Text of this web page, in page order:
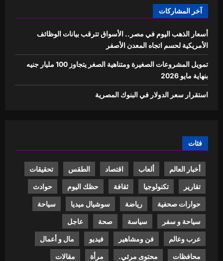
آخر المشاركات
أسعار الذهب اليوم في مصر.. الأسواق تترقب بيانات الوظائف
الأمريكية لحسم اتجاه المعدن الأصفر
تمويل المشروعات الصغيرة ومتناهية الصغر يتجاوز 100 مليار جنيه
بنهاية مايو 2026
استقرار سعر الدولار في البنوك المصرية
فئات
أخبار العالم ألعاب اقتصاد الطقس تحقيقات
تقارير تكنولوجيا ثقافة حظك اليوم حوادث
حوارات صحفية رياضة سوشيال ميديا سياحة
سياحة و سفر سياسة صحة عاجل
عرب وعالم فن ومشاهير فيديو مال و أعمال
محافظات محتوى مرئي. مرأة مقالات